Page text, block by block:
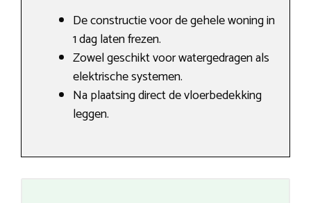
De constructie voor de gehele woning in
1 dag laten frezen.
Zowel geschikt voor watergedragen als
elektrische systemen.
Na plaatsing direct de vloerbedekking
leggen.